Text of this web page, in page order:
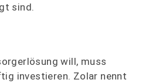
sind.
will, muss
investieren. Zolar nennt